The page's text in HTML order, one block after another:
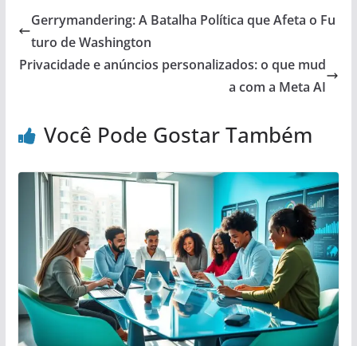
Gerrymandering: A Batalha Política que Afeta o Fu
turo de Washington
Privacidade e anúncios personalizados: o que mud
a com a Meta AI
Você Pode Gostar Também